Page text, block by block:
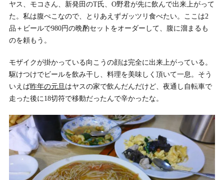
ヤス、モコさん、新発田のT氏、O野君が先に飲んで出来上がって
た。私は腹ぺこなので、とりあえずガッツリ食べたい。ここは2
品＋ビールで980円の晩酌セットをオーダーして、腹に溜まるも
のを頼もう。
モザイクが掛かっている向こうの顔は完全に出来上がっている。
駆けつけでビールを飲み干し、料理を美味しく頂いて一息。そう
いえば昨年の元旦はヤスの家で飲んだんだけど、夜通し自転車で
走った後に18切符で移動だったんで辛かったな。